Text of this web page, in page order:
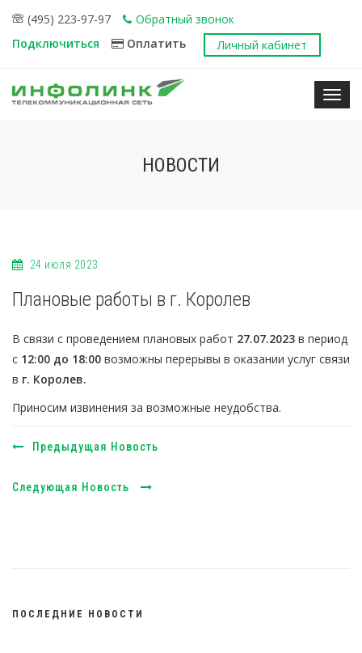
(495) 223-97-97
Обратный звонок
Подключиться
Оплатить Личный кабинет
НОВОСТИ
24 июля 2023
Плановые работы в г. Королев
В связи с проведением плановых работ 27.07.2023 в период
с 12:00 до 18:00 возможны перерывы в оказании услуг связи
в г. Королев.
Приносим извинения за возможные неудобства.
Предыдущая Новость
Следующая Новость
ПОСЛЕДНИЕ НОВОСТИ